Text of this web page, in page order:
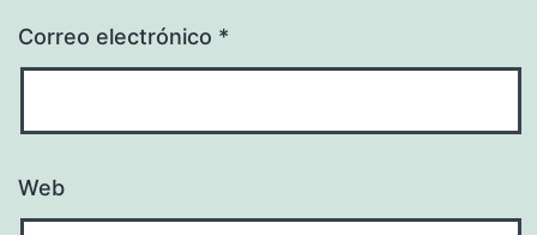
Correo electrónico *
Web